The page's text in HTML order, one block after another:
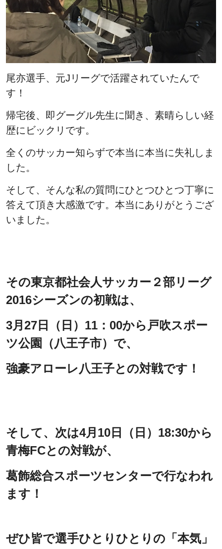
尾亦選手、元Jリーグで活躍されていたんで
す！
帰宅後、即グーグル先生に聞き、素晴らしい経
歴にビックリです。
全くのサッカー知らずで本当に本当に失礼しま
した。
そして、そんな私の質問にひとつひとつ丁寧に
答えて頂き大感激です。本当にありがとうござ
いました。
その東京都社会人サッカー２部リーグ
2016シーズンの初戦は、
3月27日（日）11：00から戸吹スポー
ツ公園（八王子市）で、
強豪アローレ八王子との対戦です！
そして、次は4月10日（日）18:30から
青梅FCとの対戦が、
葛飾総合スポーツセンターで行なわれ
ます！
ぜひ皆で選手ひとりひとりの「本気」